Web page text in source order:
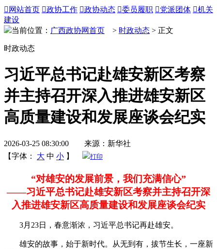
 网站首页 政协工作 政协动态 委员履职 党派团体 机关
建设
当前位置： 广西政协网首页 > 时政动态 > 正文
时政动态
习近平总书记赴雄安新区考察
并主持召开深入推进雄安新区
高质量建设和发展座谈会纪实
2026-03-25 08:30:00 来源：新华社
【字体：
大 中 小 】 打印
“对雄安的发展前景，我们充满信心”
——习近平总书记赴雄安新区考察并主持召开深
入推进雄安新区高质量建设和发展座谈会纪实
3月23日，春意渐浓，习近平总书记再赴雄安。
雄安的故事，始于新时代。从无到有，拔节生长，一座新